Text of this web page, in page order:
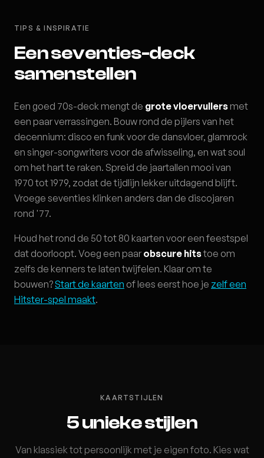
TIPS & INSPIRATIE
Een seventies-deck
samenstellen
Een goed 70s-deck mengt de grote vloervullers met
een paar verrassingen. Bouw rond de pijlers van het
decennium: disco en funk voor de dansvloer, glamrock
en singer-songwriters voor de afwisseling, en wat soul
om het hart te raken. Spreid de jaartallen mooi van
1970 tot 1979, zodat de tijdlijn lekker uitdagend blijft.
Vroege seventies klinken anders dan de discojaren
rond '77.
Houd het rond de 50 tot 80 kaarten voor een feestspel
dat doorloopt. Voeg een paar obscure hitstoe om
zelfs de kenners te laten twijfelen. Klaar om te
bouwen?Start de kaarten of lees eerst hoe je zelf een
Hitster-spel maakt.
KAARTSTIJLEN
5 unieke stijlen
Van klassiek tot persoonlijk met je eigen foto. Kies wat